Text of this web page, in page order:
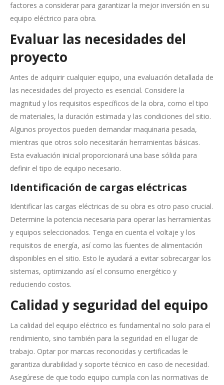
factores a considerar para garantizar la mejor inversión en su
equipo eléctrico para obra.
Evaluar las necesidades del
proyecto
Antes de adquirir cualquier equipo, una evaluación detallada de
las necesidades del proyecto es esencial. Considere la
magnitud y los requisitos específicos de la obra, como el tipo
de materiales, la duración estimada y las condiciones del sitio.
Algunos proyectos pueden demandar maquinaria pesada,
mientras que otros solo necesitarán herramientas básicas.
Esta evaluación inicial proporcionará una base sólida para
definir el tipo de equipo necesario.
Identificación de cargas eléctricas
Identificar las cargas eléctricas de su obra es otro paso crucial.
Determine la potencia necesaria para operar las herramientas
y equipos seleccionados. Tenga en cuenta el voltaje y los
requisitos de energía, así como las fuentes de alimentación
disponibles en el sitio. Esto le ayudará a evitar sobrecargar los
sistemas, optimizando así el consumo energético y
reduciendo costos.
Calidad y seguridad del equipo
La calidad del equipo eléctrico es fundamental no solo para el
rendimiento, sino también para la seguridad en el lugar de
trabajo. Optar por marcas reconocidas y certificadas le
garantiza durabilidad y soporte técnico en caso de necesidad.
Asegúrese de que todo equipo cumpla con las normativas de